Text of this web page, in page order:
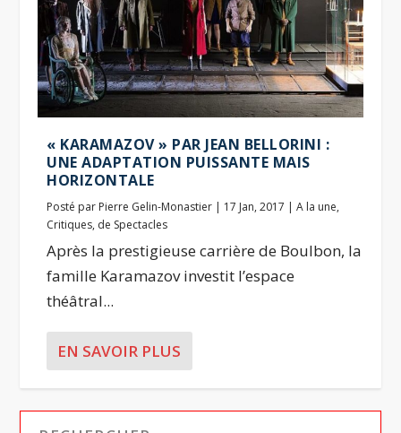
« KARAMAZOV » PAR JEAN BELLORINI :
UNE ADAPTATION PUISSANTE MAIS
HORIZONTALE
Posté par Pierre Gelin-Monastier | 17 Jan, 2017 |A la une,
Critiques, de Spectacles
Après la prestigieuse carrière de Boulbon, la
famille Karamazov investit l’espace
théâtral...
EN SAVOIR PLUS